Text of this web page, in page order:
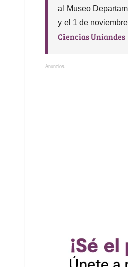
al Museo
y el 1 de
Ciencias Uniandes
Anuncios.